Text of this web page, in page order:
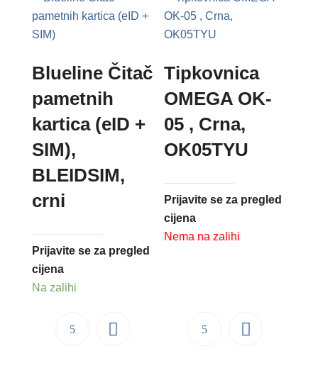
Blueline Čitač
pametnih
kartica (eID +
SIM),
BLEIDSIM,
crni
Prijavite se za pregled
cijena
Na zalihi
Tipkovnica
OMEGA OK-
05 , Crna,
OK05TYU
Prijavite se za pregled
cijena
Nema na zalihi